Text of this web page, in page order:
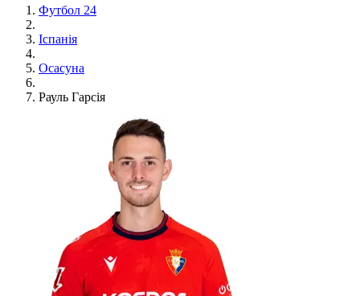
Футбол 24
Іспанія
Осасуна
Рауль Гарсія